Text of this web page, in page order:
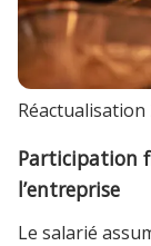
Réactualisation
Participation
l’entreprise
Le salarié